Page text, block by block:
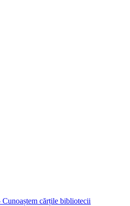
cărțile bibliotecii